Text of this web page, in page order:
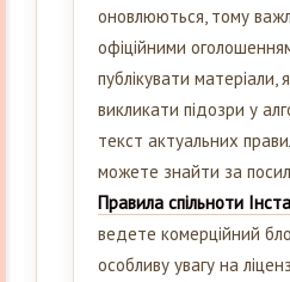
оновлюються, тому
офіційними
публікувати матеріали,
викликати підозри у
текст актуальних
можете знайти за
Правила спільноти
ведете комерційний
особливу увагу на